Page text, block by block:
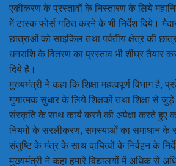
एकीकरण के प्रस्तावों के निस्तारण के लिये
में टास्क फोर्स गठित करने के भी निर्देश दिये।
छात्राओं को साइकिल तथा पर्वतीय क्षेत्र की
धनराशि के वितरण का प्रस्ताव भी शीघ्र तैयार
दिये हैं।
मुख्यमंत्री ने कहा कि शिक्षा महत्वपूर्ण विभाग है,
गुणात्मक सुधार के लिये शिक्षकों तथा शिक्षा से जुड़े
संस्कृति के साथ कार्य करने की अपेक्षा करते हुए
नियमों के सरलीकरण, समस्याओं का समाधान के
संतुष्टि के मंत्र के साथ दायित्वों के निर्वहन के
मुख्यमंत्री ने कहा हमारे विद्यालयों में अधिक से